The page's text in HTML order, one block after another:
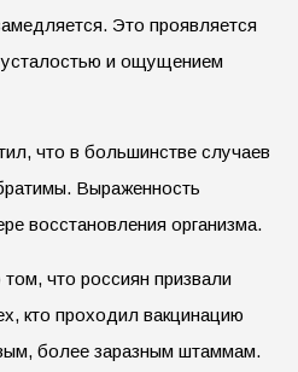
Это проявляется
и ощущением
что в большинстве случаев
Выраженность
восстановления организма.
что россиян призвали
кто проходил вакцинацию
более заразным штаммам.